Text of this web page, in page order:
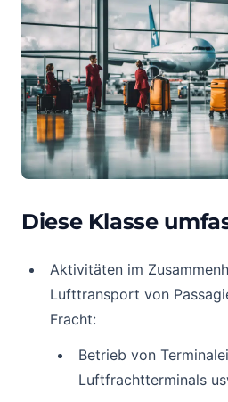
Diese Klasse
Aktivitäten im
Lufttransport von
Fracht:
Betrieb von
Luftfrachtterminals